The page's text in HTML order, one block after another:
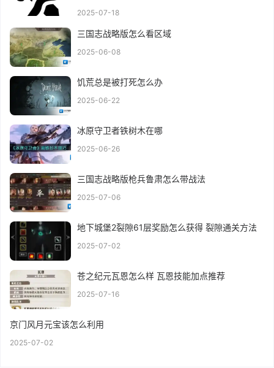
2025-07-18
三国志战略版怎么看区域
2025-06-08
饥荒总是被打死怎么办
2025-06-22
冰原守卫者铁树木在哪
2025-06-26
三国志战略版枪兵鲁肃怎么带战法
2025-07-06
地下城堡2裂隙61层奖励怎么获得 裂隙通关方法
2025-07-02
苍之纪元瓦恩怎么样 瓦恩技能加点推荐
2025-07-16
京门风月元宝该怎么利用
2025-07-02